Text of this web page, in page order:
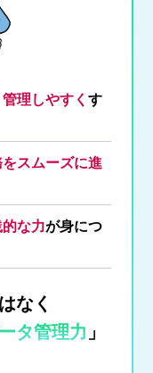
理しやすく す
スムーズに進
な力が身につ
なく
タ管理力 」